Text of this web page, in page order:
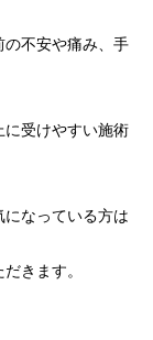
の不安や痛み、手
に受けやすい施術
なっている方は
きます。